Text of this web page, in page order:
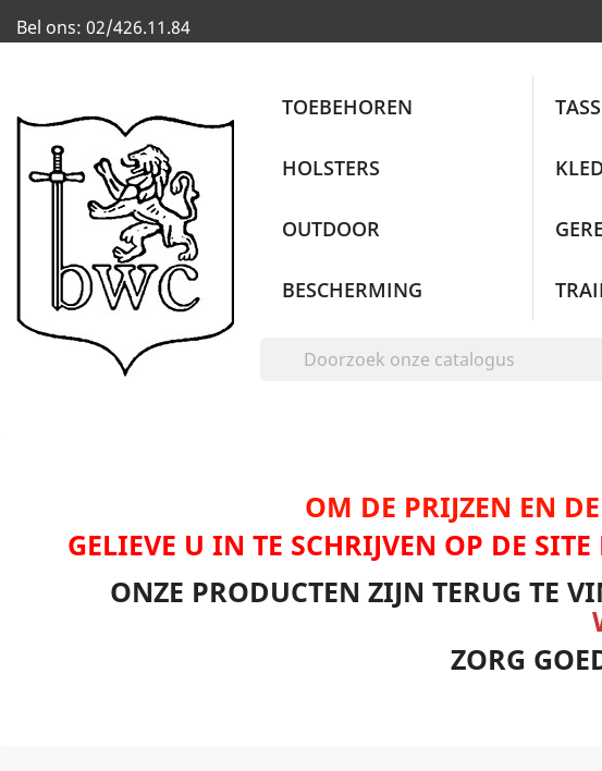
Bel ons: 02/426.11.84
TOEBEHOREN
HOLSTERS
OUTDOOR
BESCHERMING
OM DE PRIJZEN EN
GELIEVE U IN TE SCHRIJVEN OP DE
ONZE PRODUCTEN ZIJN TERUG TE
ZORG